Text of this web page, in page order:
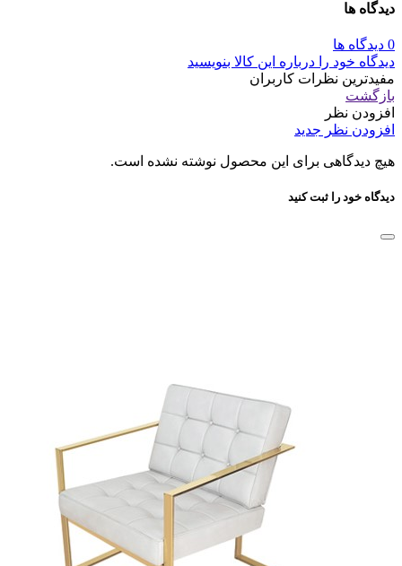
دیدگاه ها
0 دیدگاه ها
دیدگاه خود را درباره این کالا بنویسید
مفیدترین نظرات کاربران
بازگشت
افزودن نظر
افزودن نظر جدید
هیچ دیدگاهی برای این محصول نوشته نشده است.
دیدگاه خود را ثبت کنید